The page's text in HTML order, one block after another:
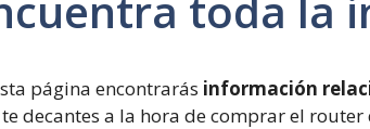
página encontrarás información
decantes a la hora de comprar el